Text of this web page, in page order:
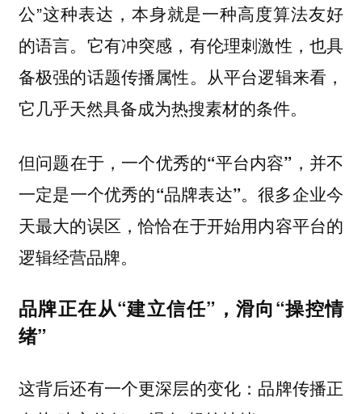
公”这种表达，本身就是一种高度算法友好
的语言。它有冲突感，有伦理刺激性，也具
备极强的话题传播属性。从平台逻辑来看，
它几乎天然具备成为热搜素材的条件。
但问题在于 ，一个优秀的“平台内容”，并不
一定是一个优秀的“品牌表达”。很多企业今
天最大的误区，恰恰在于开始用内容平台的
逻辑经营品牌。
品牌正在从“建立信任”，滑向“操控情
绪”
这背后还有一个更深层的变化：品牌传播正